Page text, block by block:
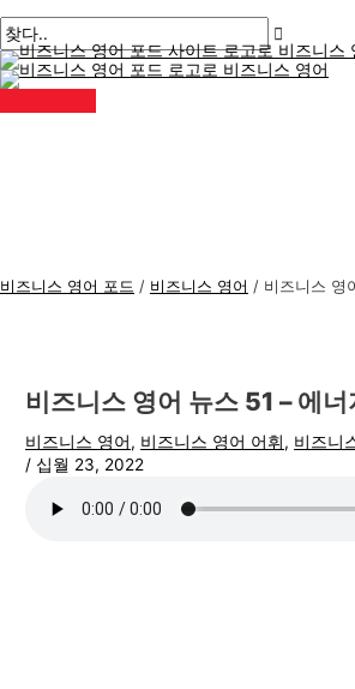
텐
츠
로
건
인
뉴
비즈니스 영어 포드 / 비즈니스 영어 / 비즈니스 영
비즈니스 영어 뉴스 51 – 에
비즈니스 영어, 비즈니스 영어 어휘, 비즈니
/ 십월 23, 2022
시
물
탐
색
기
에
입
력
름
*
메
일
*
비
즈
니
스
검
색
: